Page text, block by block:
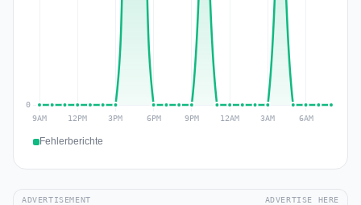
Fehlerberichte
ADVERTISEMENT ADVERTISE HERE